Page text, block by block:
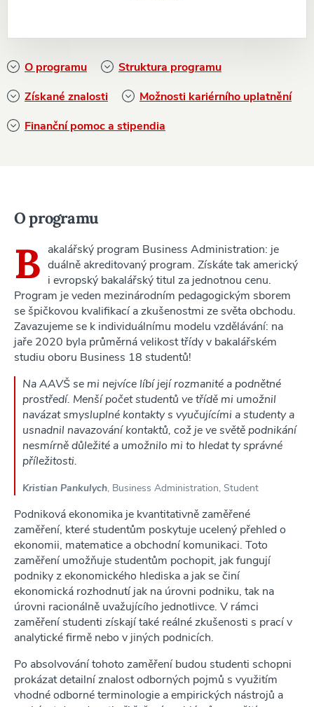
O programu
Struktura programu
Získané znalosti
Možnosti kariérního uplatnění
Finanční pomoc a stipendia
O programu
B akalářský program Business Administration: je
duálně akreditovaný program. Získáte tak americký
i evropský bakalářský titul za jednotnou cenu.
Program je veden mezinárodním pedagogickým sborem
se špičkovou kvalifikací a zkušenostmi ze světa obchodu.
Zavazujeme se k individuálnímu modelu vzdělávání: na
jaře 2020 byla průměrná velikost třídy v bakalářském
studiu oboru Business 18 studentů!
Na AAVŠ se mi nejvíce líbí její rozmanité a podnětné
prostředí. Menší počet studentů ve třídě mi umožnil
navázat smysluplné kontakty s vyučujícími a studenty a
usnadnil navazování kontaktů, což je ve světě podnikání
nesmírně důležité a umožnilo mi to hledat ty správné
příležitosti.
Kristian Pankulych, Business Administration, Student
Podniková ekonomika je kvantitativně zaměřené
zaměření, které studentům poskytuje ucelený přehled o
ekonomii, matematice a obchodní komunikaci. Toto
zaměření umožňuje studentům pochopit, jak fungují
podniky z ekonomického hlediska a jak se činí
ekonomická rozhodnutí jak na úrovni podniku, tak na
úrovni racionálně uvažujícího jednotlivce. V rámci
zaměření studenti získají také reálné zkušenosti s prací v
analytické firmě nebo v jiných podnicích.
Po absolvování tohoto zaměření budou studenti schopni
prokázat detailní znalost odborných pojmů s využitím
vhodné odborné terminologie a empirických nástrojů a